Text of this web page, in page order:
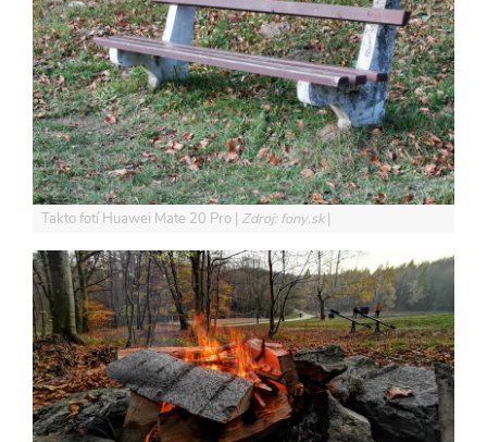
Takto fotí Huawei Mate 20 Pro Zdroj: fony.sk